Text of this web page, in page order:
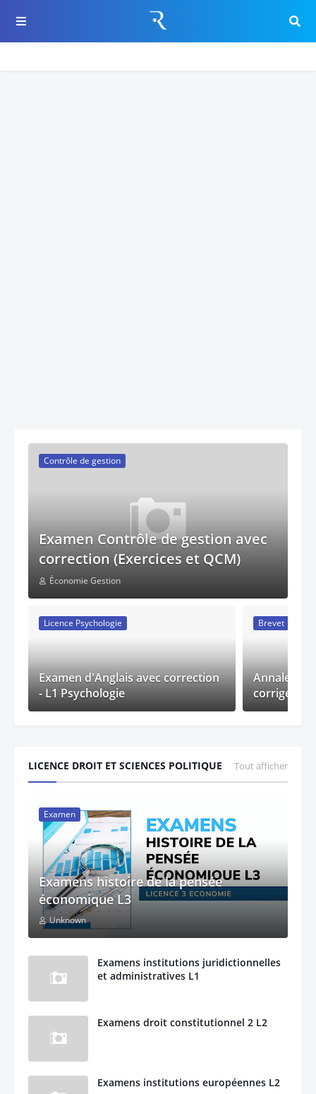
Contrôle de gestion
Examen Contrôle de gestion avec
correction (Exercices et QCM)
Économie Gestion
Licence Psychologie
Examen d'Anglais avec correction
- L1 Psychologie
Brevet
Annales
corrigé
LICENCE DROIT ET SCIENCES POLITIQUE Tout afficher
Examen
Examens histoire de la pensée
économique L3
Unknown
Examens institutions juridictionnelles
et administratives L1
Examens droit constitutionnel 2 L2
Examens institutions européennes L2